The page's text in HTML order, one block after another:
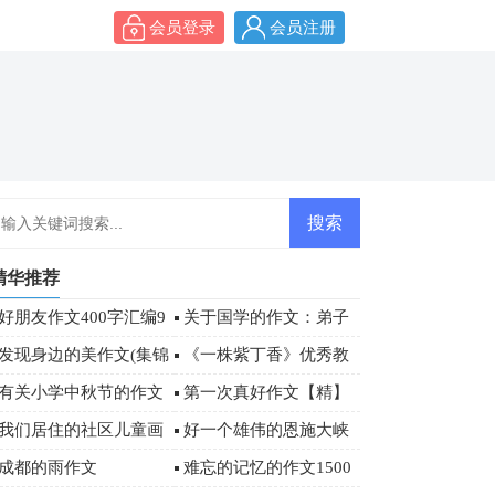
会员登录 会员注册
华推荐
朋友作文400字汇编9 关于国学的作文：弟子
规读后感800字
现身边的美作文(集锦
篇)
《一株紫丁香》优秀教
学设计
关小学中秋节的作文
字三篇
第一次真好作文【精】
们居住的社区儿童画
品欣赏
好一个雄伟的恩施大峡
谷游记作文
都的雨作文 难忘的记忆的作文1500